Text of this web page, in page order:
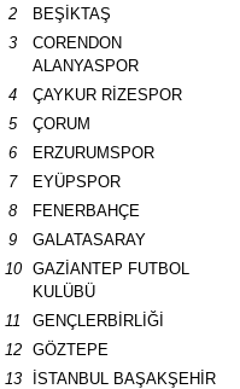
2 BEŞİKTAŞ
3
CORENDON
ALANYASPOR
4 ÇAYKUR RİZESPOR
5
ÇORUM
6
ERZURUMSPOR
7
EYÜPSPOR
8
FENERBAHÇE
9
GALATASARAY
10
GAZİANTEP FUTBOL
KULÜBÜ
11 GENÇLERBİRLİĞİ
12
GÖZTEPE
13
İSTANBUL BAŞAKŞEHİR